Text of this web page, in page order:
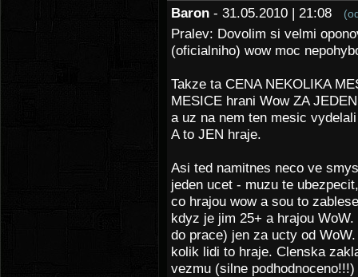
Baron - 31.05.2010 | 21:08
Pralev: Dovolim si velmi
(oficialniho) wow moc
Takze ta CENA NEKOLIKA
MESICE hrani Wow ZA
a uz na nem ten mesic
A to JEN hraje.
Asi ted namitnes neco ve
jeden ucet - muzu te
co hrajou wow a sou to
kdyz je jim 25+ a hrajou
do prace) jen za ucty od
kolik lidi to hraje. Clenska
vezmu (silne